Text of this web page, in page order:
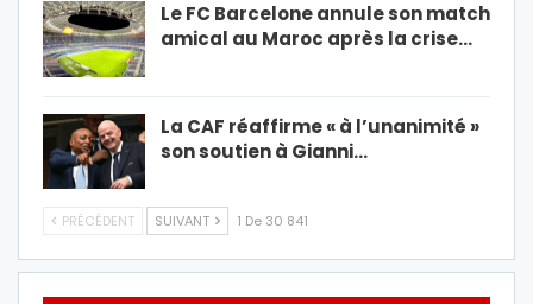
Le FC Barcelone annule son match
amical au Maroc après la crise…
La CAF réaffirme « à l’unanimité »
son soutien à Gianni…
PRÉCÉDENT SUIVANT 1 De 30 841